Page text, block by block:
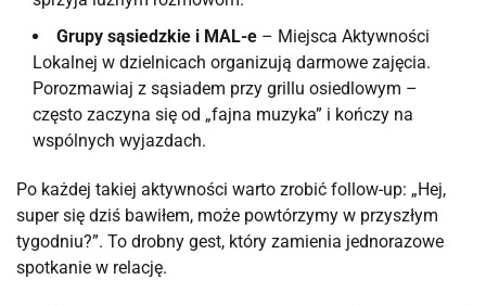
Grupy sąsiedzkie i MAL-e – Miejsca Aktywności
Lokalnej w dzielnicach organizują darmowe zajęcia.
Porozmawiaj z sąsiadem przy grillu osiedlowym –
często zaczyna się od „fajna muzyka” i kończy na
wspólnych wyjazdach.
Po każdej takiej aktywności warto zrobić follow-up: „Hej,
super się dziś bawiłem, może powtórzymy w przyszłym
tygodniu?”. To drobny gest, który zamienia jednorazowe
spotkanie w relację.